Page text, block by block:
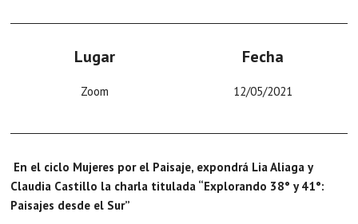
Lugar
Zoom
Fecha
12/05/2021
En el ciclo Mujeres por el Paisaje, expondrá Lia Aliaga y
Claudia Castillo la charla titulada “Explorando 38° y 41°:
Paisajes desde el Sur”